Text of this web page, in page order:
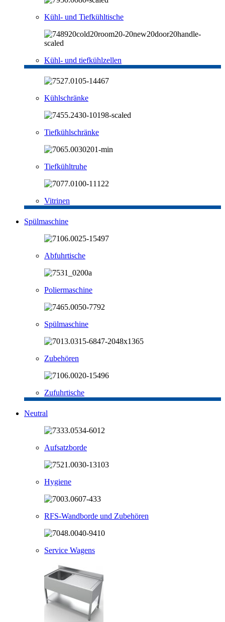
Kühl- und Tiefkühltische
Kühl- und tiefkühlzellen
Kühlschränke
Tiefkühlschränke
Tiefkühltruhe
Vitrinen
Spülmaschine
Abfuhrtische
Poliermaschine
Spülmaschine
Zubehören
Zufuhrtische
Neutral
Aufsatzborde
Hygiene
RFS-Wandborde und Zubehören
Service Wagens